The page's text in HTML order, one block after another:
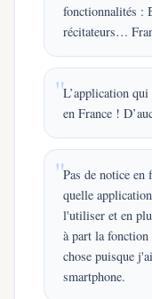
fonctionnalités :
récitateurs…
L’application qui
en France !
Pas de notice en
quelle
l'utiliser et en
à part la fonction
chose puisque
smartphone.